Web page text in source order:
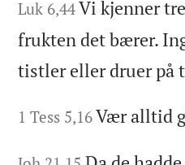
Luk 6,44Vi kjenner
frukten det bærer.
tistler eller druer på
1 Tess 5,16Vær alltid